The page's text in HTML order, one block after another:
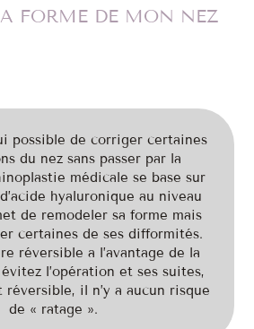
FORME DE MON NEZ
possible de corriger certaines
du nez sans passer par la
médicale se base sur
hyaluronique au niveau
de remodeler sa forme mais
certaines de ses difformités.
réversible a l’avantage de la
l’opération et ses suites,
réversible, il n’y a aucun risque
de « ratage ».